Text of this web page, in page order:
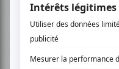
personnages ; chaque
Il faut dire que c’est
travail de réalisation
d’une justesse